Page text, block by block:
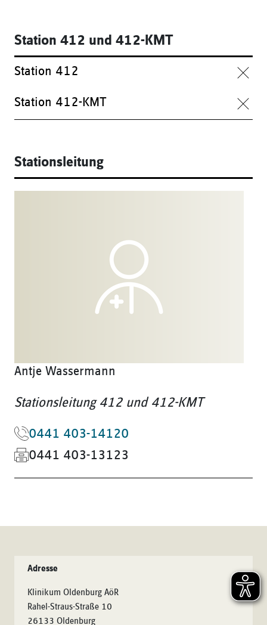
Station 412 und 412-KMT
Station 412
Station 412-KMT
Stationsleitung
Antje Wassermann
Stationsleitung 412 und 412-KMT
0441 403-14120
0441 403-13123
Adresse
Klinikum Oldenburg AöR
Rahel-Straus-Straße 10
26133 Oldenburg